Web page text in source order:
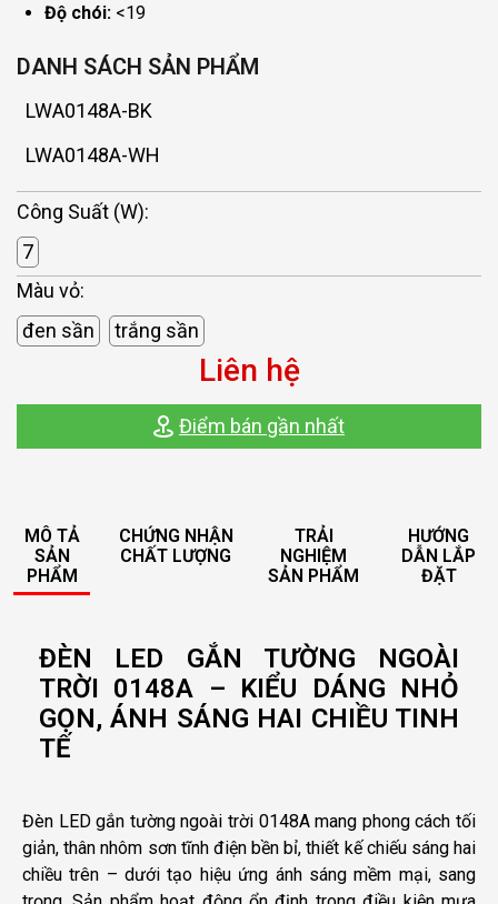
Độ chói: <19
DANH SÁCH SẢN PHẨM
LWA0148A-BK
LWA0148A-WH
Công Suất (W):
7
Màu vỏ:
đen sần
trắng sần
Liên hệ
Điểm bán gần nhất
MÔ TẢ
SẢN
PHẨM
CHỨNG NHẬN
CHẤT LƯỢNG
TRẢI
NGHIỆM
SẢN PHẨM
HƯỚNG
DẪN LẮP
ĐẶT
ĐÈN LED GẮN TƯỜNG NGOÀI
TRỜI 0148A – KIỂU DÁNG NHỎ
GỌN, ÁNH SÁNG HAI CHIỀU TINH
TẾ
Đèn LED gắn tường ngoài trời 0148A mang phong cách tối
giản, thân nhôm sơn tĩnh điện bền bỉ, thiết kế chiếu sáng hai
chiều trên – dưới tạo hiệu ứng ánh sáng mềm mại, sang